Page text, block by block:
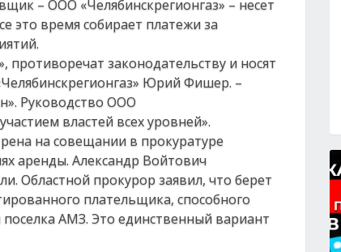
– ООО «Челябинскрегионгаз» – несет
это время собирает платежи за
законодательству и носят
Юрий Фишер. –
Руководство ООО
властей всех уровней».
на совещании в прокуратуре
аренды. Александр Войтович
Областной прокурор заявил, что берет
плательщика, способного
АМЗ. Это единственный вариант